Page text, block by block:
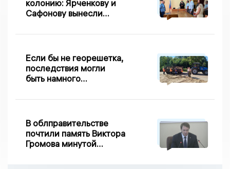
колонию: Ярченкову и
Сафонову вынесли
взятке
Если бы не георешетка,
последствия могли
быть намного
сходе песка на
В облправительстве
почтили память Виктора
Громова минутой